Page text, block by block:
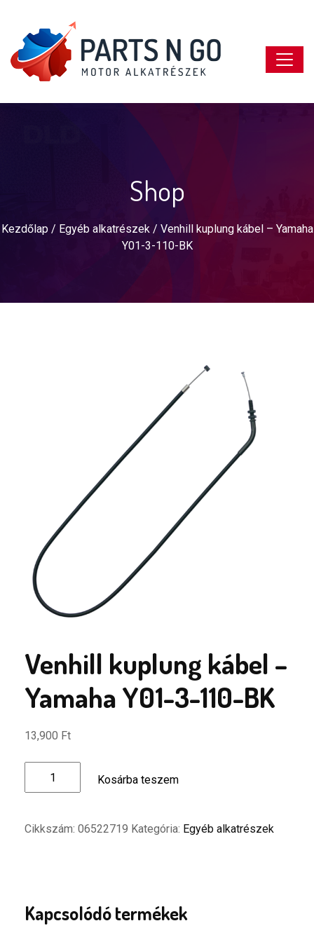
Shop
Kezdőlap/ Egyéb alkatrészek/ Venhill kuplung kábel – Yamaha
Y01-3-110-BK
Venhill kuplung kábel –
Yamaha Y01-3-110-BK
13,900 Ft
kuplung
Yamaha
BK
mennyiség
Kosárba teszem
Cikkszám: 06522719 Kategória: Egyéb alkatrészek
Kapcsolódó termékek